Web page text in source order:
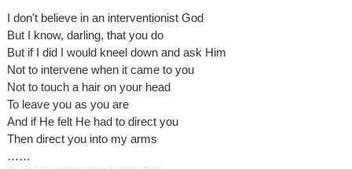
I don't believe in an interventionist God
But I know, darling, that you do
But if I did I would kneel down and ask Him
Not to intervene when it came to you
Not to touch a hair on your head
To leave you as you are
And if He felt He had to direct you
Then direct you into my arms
……